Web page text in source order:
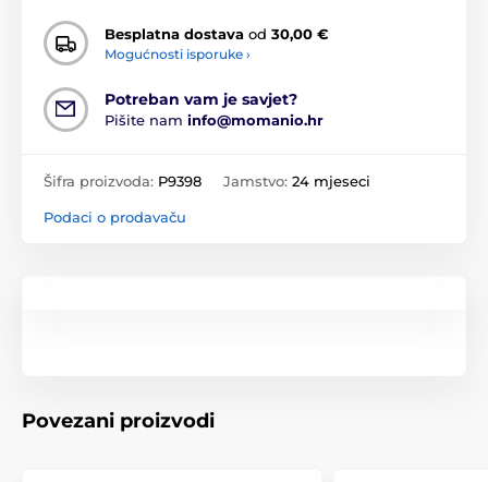
Besplatna dostava od 30,00 €
Mogućnosti isporuke ›
Potreban vam je savjet?
Pišite nam info@momanio.hr
Šifra proizvoda: P9398 Jamstvo: 24 mjeseci
Podaci o prodavaču
Povezani proizvodi